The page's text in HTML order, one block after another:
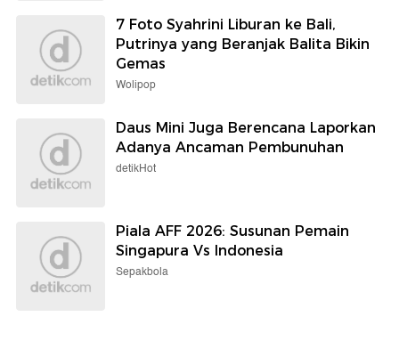
7 Foto Syahrini Liburan ke Bali,
Putrinya yang Beranjak Balita Bikin
Gemas
Wolipop
Daus Mini Juga Berencana Laporkan
Adanya Ancaman Pembunuhan
detikHot
Piala AFF 2026: Susunan Pemain
Singapura Vs Indonesia
Sepakbola